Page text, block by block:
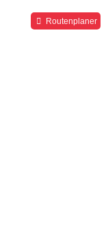
Routenplaner